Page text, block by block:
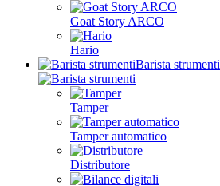
Goat Story ARCO
Hario
Barista strumenti
Tamper
Tamper automatico
Distributore